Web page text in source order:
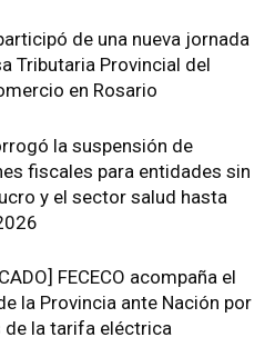
de una nueva jornada
Tributaria Provincial del
en Rosario
la suspensión de
fiscales para entidades sin
y el sector salud hasta
FECECO acompaña el
la Provincia ante Nación por
de la tarifa eléctrica